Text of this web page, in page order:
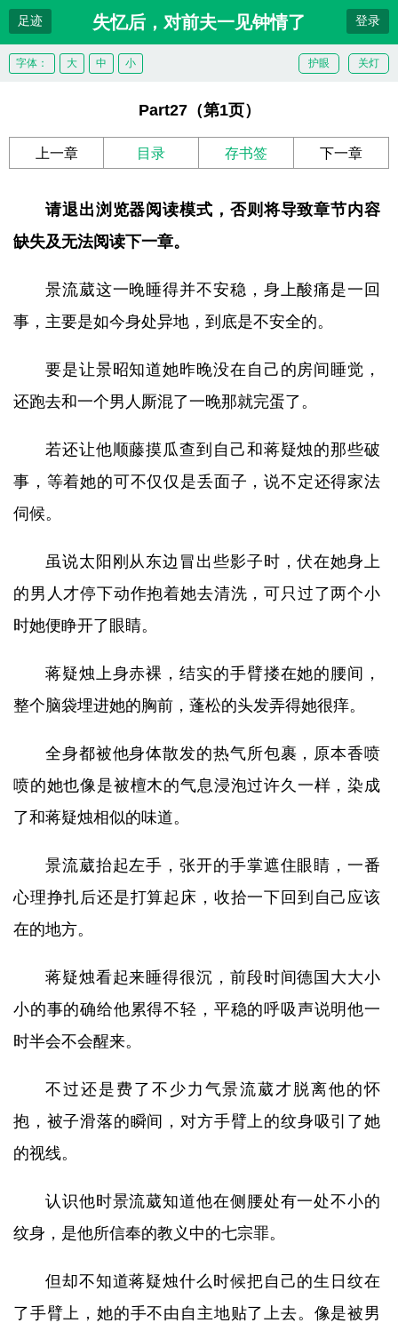
足迹 失忆后，对前夫一见钟情了 登录
关灯
护眼
字体： 大 中 小
Part27（第1页）
上一章 目录 存书签 下一章
请退出浏览器阅读模式，否则将导致章节内容
缺失及无法阅读下一章。
景流葳这一晚睡得并不安稳，身上酸痛是一回
事，主要是如今身处异地，到底是不安全的。
要是让景昭知道她昨晚没在自己的房间睡觉，
还跑去和一个男人厮混了一晚那就完蛋了。
若还让他顺藤摸瓜查到自己和蒋疑烛的那些破
事，等着她的可不仅仅是丢面子，说不定还得家法
伺候。
虽说太阳刚从东边冒出些影子时，伏在她身上
的男人才停下动作抱着她去清洗，可只过了两个小
时她便睁开了眼睛。
蒋疑烛上身赤裸，结实的手臂搂在她的腰间，
整个脑袋埋进她的胸前，蓬松的头发弄得她很痒。
全身都被他身体散发的热气所包裹，原本香喷
喷的她也像是被檀木的气息浸泡过许久一样，染成
了和蒋疑烛相似的味道。
景流葳抬起左手，张开的手掌遮住眼睛，一番
心理挣扎后还是打算起床，收拾一下回到自己应该
在的地方。
蒋疑烛看起来睡得很沉，前段时间德国大大小
小的事的确给他累得不轻，平稳的呼吸声说明他一
时半会不会醒来。
不过还是费了不少力气景流葳才脱离他的怀
抱，被子滑落的瞬间，对方手臂上的纹身吸引了她
的视线。
认识他时景流葳知道他在侧腰处有一处不小的
纹身，是他所信奉的教义中的七宗罪。
但却不知道蒋疑烛什么时候把自己的生日纹在
了手臂上，她的手不由自主地贴了上去。像是被男